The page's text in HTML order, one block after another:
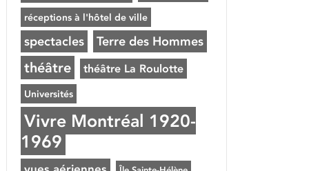
réceptions à l'hôtel de ville
spectacles Terre des Hommes
théâtre théâtre La Roulotte
Universités
Vivre Montréal 1920-
1969